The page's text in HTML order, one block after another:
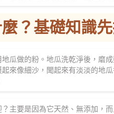
？基礎知識
瓜做的粉。地瓜洗乾淨後，磨
來像細沙，聞起來有淡淡的地
主要是因為它天然、無添加，